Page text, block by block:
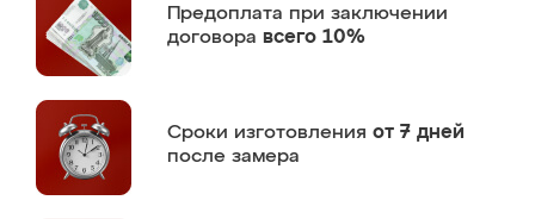
Предоплата при заключении
договора всего 10%
Сроки изготовления от 7 дней
после замера